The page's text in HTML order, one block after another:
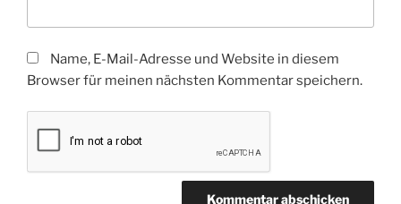
Name, E-Mail-Adresse und Website in diesem
Browser für meinen nächsten Kommentar speichern.